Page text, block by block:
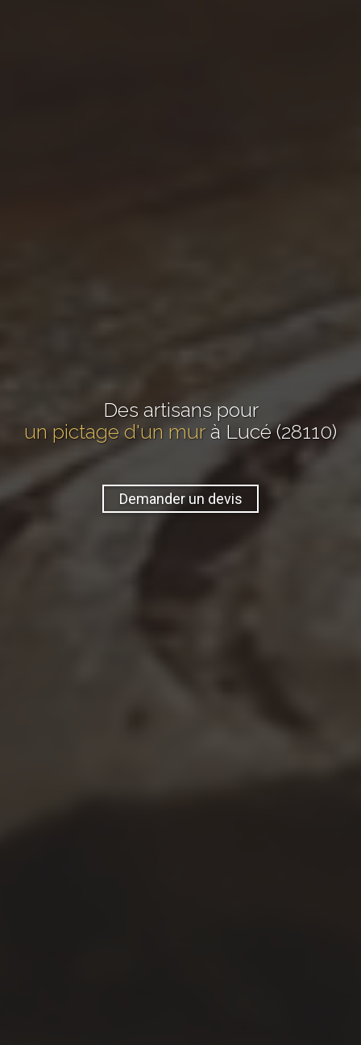
Des artisans pour
un pictage d'un mur à Lucé (28110)
Demander un devis